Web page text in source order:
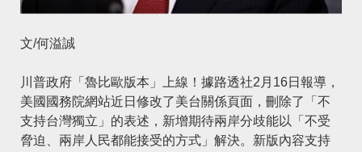
文/何溢誠
川普政府「魯⽐歐版本」上線！據路透社2月16日報導，
美國國務院網站近日修改了美台關係頁面，刪除了「不
支持台灣獨立」的表述，新增期待兩岸分歧能以「不受
脅迫、兩岸⼈⺠都能接受的⽅式」解決。新版內容⽀持